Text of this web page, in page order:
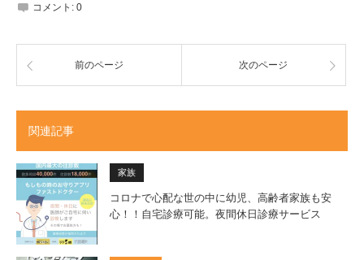
コメント: 0
前のページ 次のページ
関連記事
家族
コロナで心配な世の中に幼児、高齢者家族も安
心！！自宅診療可能。夜間休日診療サービス